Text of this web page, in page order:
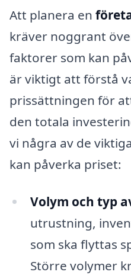
Att planera en
kräver noggrant
faktorer som kan
är viktigt att förstå
prissättningen för
den totala
vi några av de
kan påverka priset:
Volym och typ
utrustning,
som ska flyttas
Större volymer